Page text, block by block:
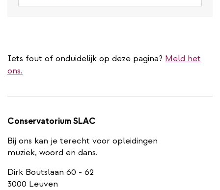
Iets fout of onduidelijk op deze pagina? Meld het
ons.
Conservatorium SLAC
Bij ons kan je terecht voor opleidingen
muziek, woord en dans.
Dirk Boutslaan 60 - 62
3000 Leuven